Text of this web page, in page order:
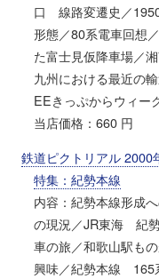
口 線路変遷史／
形態／80系電車回想
た富士見仮降車場／
九州における最近の
EEきっぷからウィー
当店価格：660 円
鉄道ピクトリアル 2000
特集：紀勢本線
内容：紀勢本線形成
の現況／JR東海 紀
車の旅／和歌山駅も
興味／紀勢本線 165